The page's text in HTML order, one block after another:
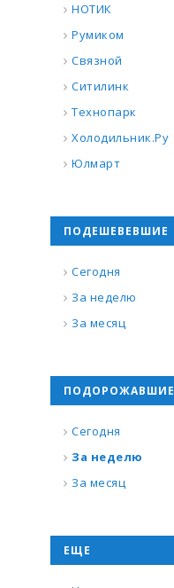
НОТИК
Румиком
Связной
Ситилинк
Технопарк
Холодильник.Ру
Юлмарт
ПОДЕШЕВЕВШИЕ
Сегодня
За неделю
За месяц
ПОДОРОЖАВШИЕ
Сегодня
За неделю
За месяц
ЕЩЕ